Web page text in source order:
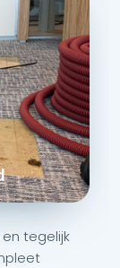
tegelijk